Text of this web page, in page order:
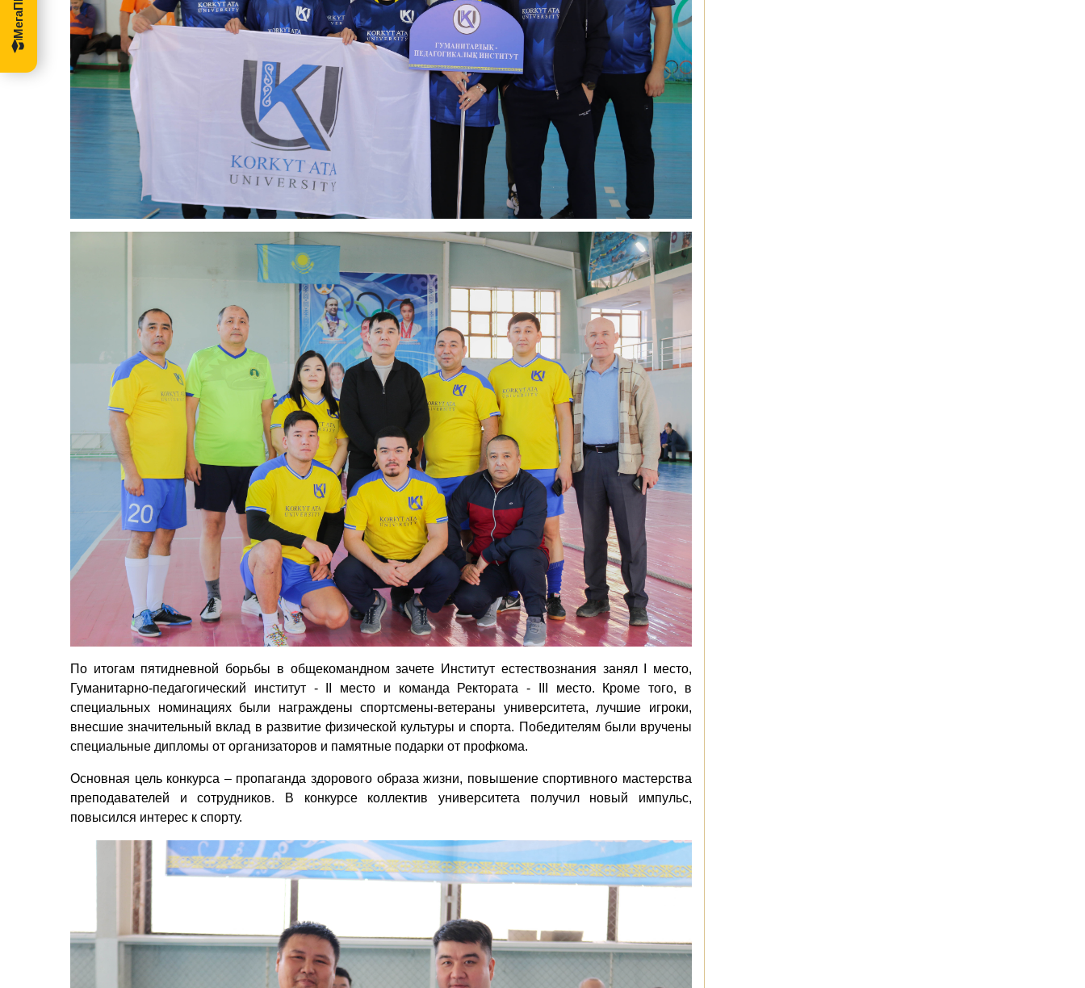
По итогам пятидневной борьбы в общекомандном зачете Институт естествознания занял І место,
Гуманитарно-педагогический институт - ІІ место и команда Ректората - ІІІ место. Кроме того, в
специальных номинациях были награждены спортсмены-ветераны университета, лучшие игроки,
внесшие значительный вклад в развитие физической культуры и спорта. Победителям были вручены
специальные дипломы от организаторов и памятные подарки от профкома.
Основная цель конкурса – пропаганда здорового образа жизни, повышение спортивного мастерства
преподавателей и сотрудников. В конкурсе коллектив университета получил новый импульс,
повысился интерес к спорту.